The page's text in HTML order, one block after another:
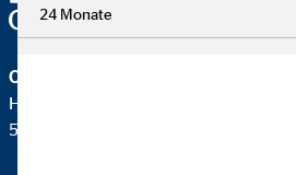
OVB Vermögensberatung AG
Heumarkt 1
50667 Köln
24 Monate